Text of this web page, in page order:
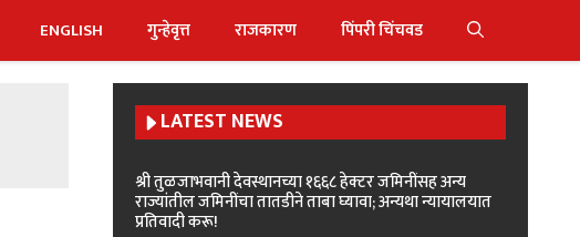
ENGLISH गुन्हेवृत्त राजकारण पिंपरी चिंचवड
LATEST NEWS
श्री तुळजाभवानी देवस्थानच्या १६६८ हेक्टर जमिनींसह अन्य
राज्यांतील जमिनींचा तातडीने ताबा घ्यावा; अन्यथा न्यायालयात
प्रतिवादी करू!